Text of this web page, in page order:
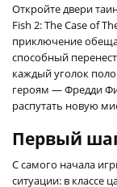
Откройте двери
Fish 2: The Case of
приключение
способный
каждый уголок
героям — Фредди
распутать новую
Первый
С самого начала
ситуации: в классе